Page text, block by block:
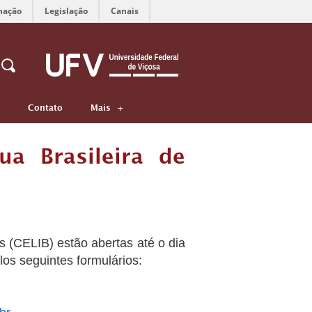
Legislação Canais
Contato Mais
Brasileira de
(CELIB) estão abertas até o dia
seguintes formulários: